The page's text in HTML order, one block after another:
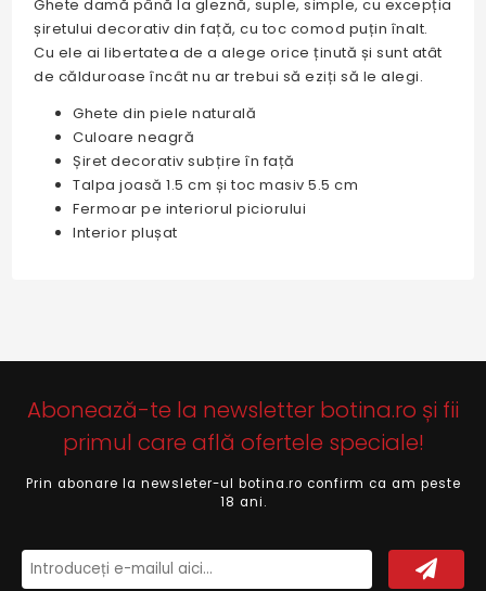
Ghete damă până la gleznă, suple, simple, cu excepția
șiretului decorativ din față, cu toc comod puțin înalt.
Cu ele ai libertatea de a alege orice ținută și sunt atât
de călduroase încât nu ar trebui să eziți să le alegi.
Ghete din piele naturală
Culoare neagră
Șiret decorativ subțire în față
Talpa joasă 1.5 cm și toc masiv 5.5 cm
Fermoar pe interiorul piciorului
Interior plușat
Abonează-te la newsletter botina.ro și fii
primul care află ofertele speciale!
Prin abonare la newsleter-ul botina.ro confirm ca am peste
18 ani.